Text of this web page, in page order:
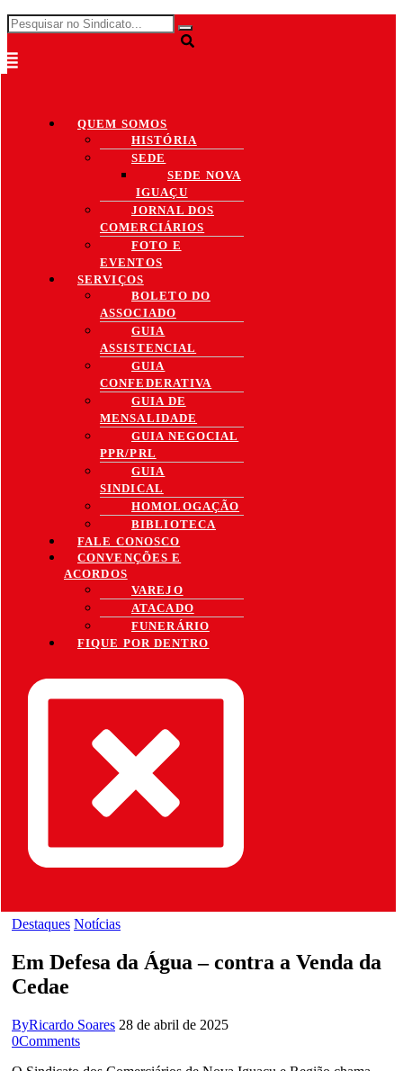
QUEM SOMOS
HISTÓRIA
SEDE
SEDE NOVA
IGUAÇU
JORNAL DOS
COMERCIÁRIOS
FOTO E
EVENTOS
SERVIÇOS
BOLETO DO
ASSOCIADO
GUIA
ASSISTENCIAL
GUIA
CONFEDERATIVA
GUIA DE
MENSALIDADE
GUIA NEGOCIAL
PPR/PRL
GUIA
SINDICAL
HOMOLOGAÇÃO
BIBLIOTECA
FALE CONOSCO
CONVENÇÕES E
ACORDOS
VAREJO
ATACADO
FUNERÁRIO
FIQUE POR DENTRO
Destaques Notícias
Em Defesa da Água – contra a Venda da
Cedae
ByRicardo Soares 28 de abril de 2025
0Comments